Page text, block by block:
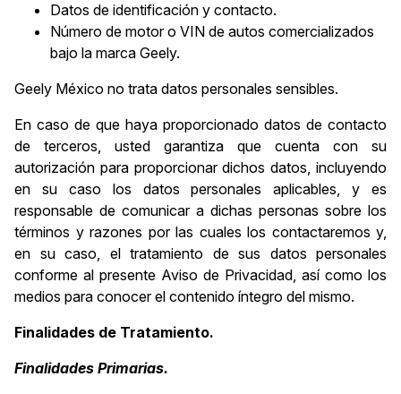
Datos de identificación y contacto.
Número de motor o VIN de autos comercializados
bajo la marca Geely.
Geely México no trata datos personales sensibles.
En caso de que haya proporcionado datos de contacto
de terceros, usted garantiza que cuenta con su
autorización para proporcionar dichos datos, incluyendo
en su caso los datos personales aplicables, y es
responsable de comunicar a dichas personas sobre los
términos y razones por las cuales los contactaremos y,
en su caso, el tratamiento de sus datos personales
conforme al presente Aviso de Privacidad, así como los
medios para conocer el contenido íntegro del mismo.
Finalidades de Tratamiento.
Finalidades Primarias.